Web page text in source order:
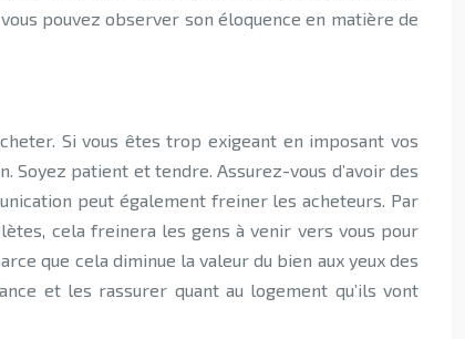
vous pouvez observer son éloquence en matière de
Si vous êtes trop exigeant en imposant vos
patient et tendre. Assurez-vous d’avoir des
peut également freiner les acheteurs. Par
cela freinera les gens à venir vers vous pour
que cela diminue la valeur du bien aux yeux des
et les rassurer quant au logement qu’ils vont